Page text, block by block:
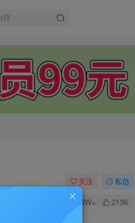
关注 私信
1.8W+ 2136